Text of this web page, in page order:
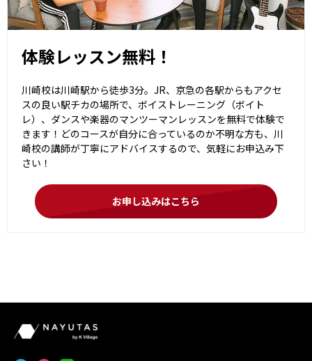
体験レッスン無料！
川崎校は川崎駅から徒歩3分。JR、京急の各駅からもアクセ
スの良い駅チカの場所で、ボイストレーニング（ボイト
レ）、ダンスや楽器のマンツーマンレッスンを無料で体験で
きます！どのコースが自分に合っているのか不明な方も、川
崎校の講師が丁寧にアドバイスするので、気軽にお申込み下
さい！
お申し込みはこちら